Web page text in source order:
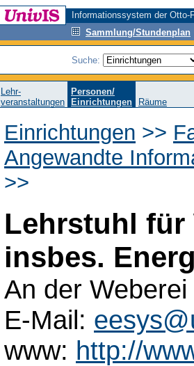
Informationssystem der
Sammlung/Stundenplan
Suche:
Lehr-
veranstaltungen
Personen/
Einrichtungen
Räume
Einrichtungen >>
Angewandte
>>
Lehrstuhl
insbes.
An der
E-Mail:
www: http://